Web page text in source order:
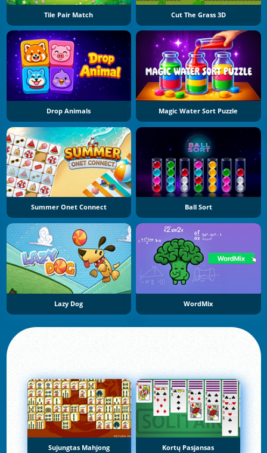
Tile Pair Match Cut The Grass 3D
Drop Animals Magic Water Sort Puzzle
Summer Onet Connect Ball Sort
Lazy Dog WordMix
Sujungtas Mahjong Kortų Pasjansas